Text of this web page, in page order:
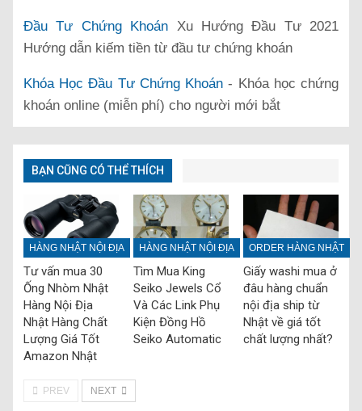
Đầu Tư Chứng Khoán Xu Hướng Đầu Tư 2021
Hướng dẫn kiếm tiền từ đầu tư chứng khoán
Khóa Học Đầu Tư Chứng Khoán - Khóa học chứng
khoán online (miễn phí) cho người mới bắt
BẠN CŨNG CÓ THỂ THÍCH
HÀNG NHẬT NỘI ĐỊA
Tư vấn mua 30
Ống Nhòm Nhật
Hàng Nội Địa
Nhật Hàng Chất
Lượng Giá Tốt
Amazon Nhật
HÀNG NHẬT NỘI ĐỊA
Tìm Mua King
Seiko Jewels Cổ
Và Các Link Phụ
Kiện Đồng Hồ
Seiko Automatic
ORDER HÀNG NHẬT
Giấy washi mua ở
đâu hàng chuẩn
nội địa ship từ
Nhật về giá tốt
chất lượng nhất?
PREV NEXT